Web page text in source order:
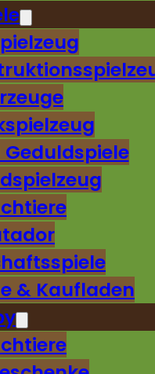
Geduldspiele
& Kaufladen